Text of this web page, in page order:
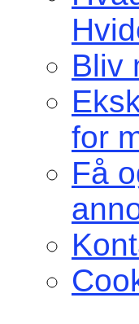
Bliv
for
Få